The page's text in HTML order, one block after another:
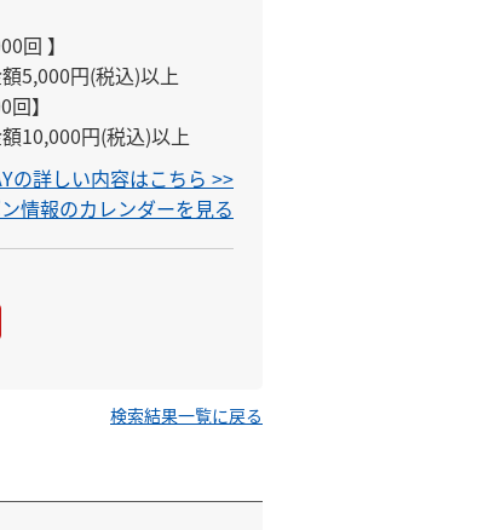
回 】
5,000円(税込)以上
】
10,000円(税込)以上
の詳しい内容はこちら >>
情報のカレンダーを見る
検索結果一覧に戻る